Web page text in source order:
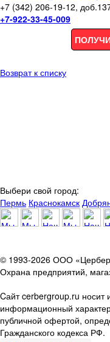
+7 (342) 206-19-12,
+7-922-33-45-009
Возврат к списку
Выбери свой город:
Пермь Краснокамск
© 1993-2026 ООО
Охрана предприятий,
Cайт cerbergroup.ru носит
информационный
публичной офертой,
Гражданского кодекса РФ.